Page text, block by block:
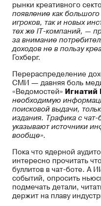
рынки креативного
появление как
игроков, так и новых
тех же IT-компаний, —
за внимание
доходов не в пользу
Гохберг.
Перераспределение
СМИ — давняя боль
«Ведомостей» Игнатий
необходимую
поисковой выдачи,
издания. Трафика с
указывают источники
вообще».
Пока что ядерной
интересно прочитать
буллитов в чат-боте. А
событий, опросить
подмечать детали,
держит на плаву